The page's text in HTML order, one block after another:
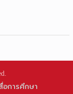
การศึกษา